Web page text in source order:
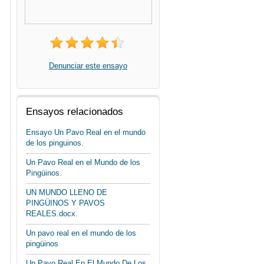
Denunciar este ensayo
Ensayos relacionados
Ensayo Un Pavo Real en el mundo
de los pinguinos.
Un Pavo Real en el Mundo de los
Pingüinos.
UN MUNDO LLENO DE
PINGÜINOS Y PAVOS
REALES.docx.
Un pavo real en el mundo de los
pingüinos